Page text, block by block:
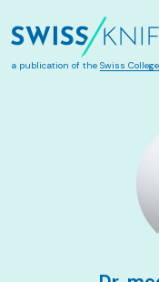
a publication of the Swiss